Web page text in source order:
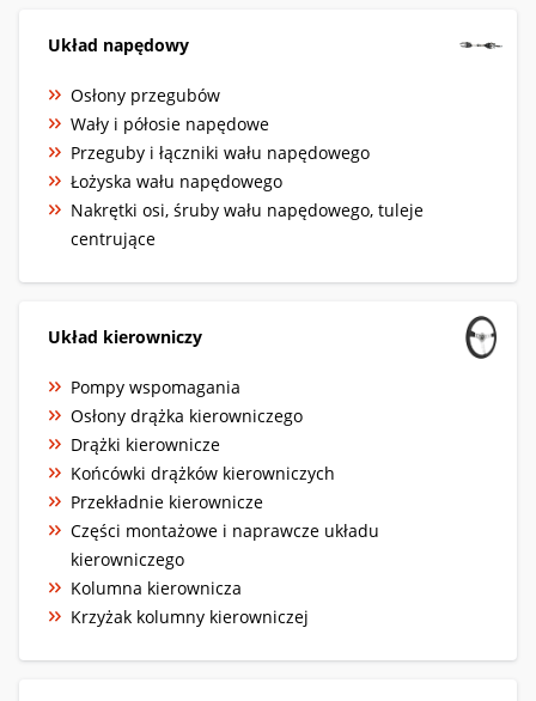
Układ napędowy
Osłony przegubów
Wały i półosie napędowe
Przeguby i łączniki wału napędowego
Łożyska wału napędowego
Nakrętki osi, śruby wału napędowego, tuleje
centrujące
Układ kierowniczy
Pompy wspomagania
Osłony drążka kierowniczego
Drążki kierownicze
Końcówki drążków kierowniczych
Przekładnie kierownicze
Części montażowe i naprawcze układu
kierowniczego
Kolumna kierownicza
Krzyżak kolumny kierowniczej